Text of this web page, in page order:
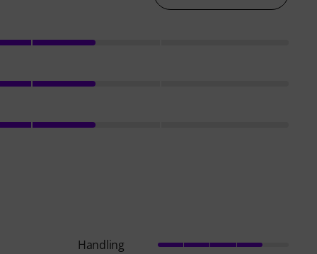
Handling